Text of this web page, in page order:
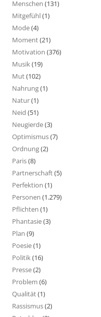
Menschen (131)
Mitgefühl(1)
Mode(4)
Moment(21)
Motivation (376)
Musik(19)
Mut(102)
Nahrung(1)
Natur(1)
Neid (51)
Neugierde(3)
Optimismus(7)
Ordnung(2)
Paris(8)
Partnerschaft(5)
Perfektion (1)
Personen (1.279)
Pflichten (1)
Phantasie(3)
Plan (9)
Poesie(1)
Politik(16)
Presse(2)
Problem (6)
Qualität(1)
Rassismus(2)